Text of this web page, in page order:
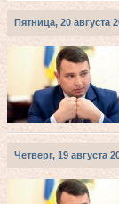
Пятница, 20 августа
Четверг, 19 августа